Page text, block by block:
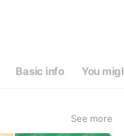
Basic info You
See more